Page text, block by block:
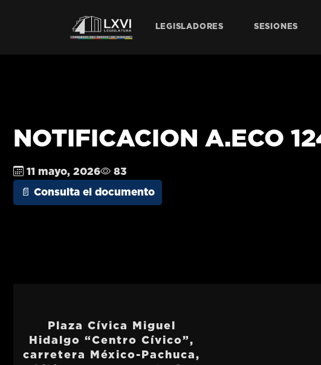
LEGISLADORES SESIONES
NOTIFICACION A.ECO
11 mayo, 2026
83
📄 Consulta el documento
Plaza Cívica Miguel
Hidalgo “Centro Cívico”,
carretera México-Pachuca,